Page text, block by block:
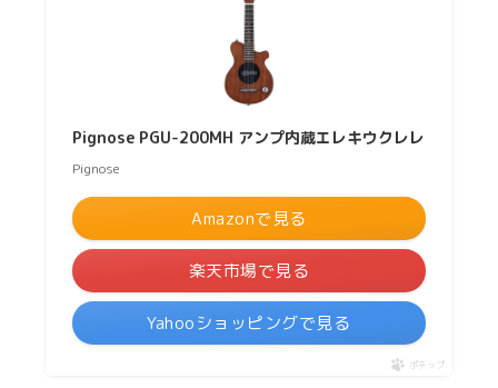
Pignose PGU-200MH アンプ内蔵エレキウクレレ
Pignose
Amazonで見る
楽天市場で見る
Yahooショッピングで見る
ポチップ